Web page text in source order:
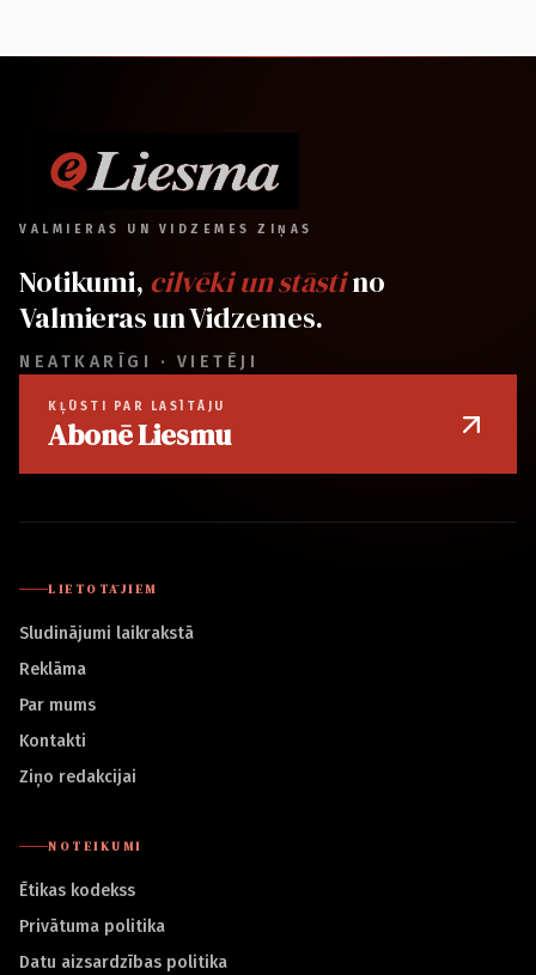
VALMIERAS UN VIDZEMES ZIŅAS
Notikumi, cilvēki un stāstino
Valmieras un Vidzemes.
NEATKARĪGI · VIETĒJI
KĻŪSTI PAR LASĪTĀJU
Abonē Liesmu
LIETOTĀJIEM
Sludinājumi laikrakstā
Reklāma
Par mums
Kontakti
Ziņo redakcijai
NOTEIKUMI
Ētikas kodekss
Privātuma politika
Datu aizsardzības politika